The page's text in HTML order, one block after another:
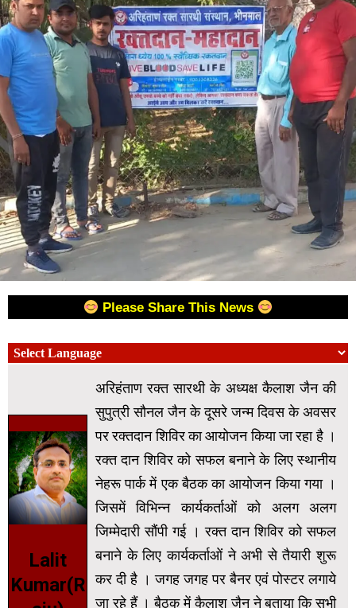
Please Share This News
Lalit
Kumar(R
अरिहंताण रक्त सारथी के अध्यक्ष कैलाश जैन की
सुपुत्री सौनल जैन के दूसरे जन्म दिवस के अवसर
पर रक्तदान शिविर का आयोजन किया जा रहा है ।
रक्त दान शिविर को सफल बनाने के लिए स्थानीय
नेहरू पार्क में एक बैठक का आयोजन किया गया ।
जिसमें विभिन्न कार्यकर्ताओं को अलग अलग
जिम्मेदारी सौंपी गई । रक्त दान शिविर को सफल
बनाने के लिए कार्यकर्ताओं ने अभी से तैयारी शुरू
कर दी है । जगह जगह पर बैनर एवं पोस्टर लगाये
जा रहे हैं । बैठक में कैलाश जैन ने बताया कि सभी